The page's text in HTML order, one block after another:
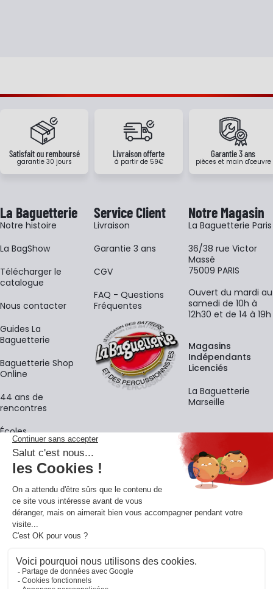
Satisfait ou remboursé
garantie 30 jours
Livraison offerte
à partir de 59€
Garantie 3 ans
pièces et main d'oeuvre
La Baguetterie
Notre histoire
La BagShow
​Télécharger le
catalogue
Nous contacter
Guides La
Baguetterie
Baguetterie Shop
Online
44 ans de
rencontres
Écoles
Service Client
Livraison
Garantie 3 ans
CGV
FAQ - Questions
Fréquentes
Notre Magasin
La Baguetterie Paris
36/38 rue Victor
Massé
75009 PARIS
Ouvert du mardi au
samedi de 10h à
12h30 et de 14 à 19h
Magasins
Indépendants
Licenciés
La Baguetterie
Marseille
La newsletter
Adresse e-mail
En vous inscrivant à notre newsletter, vous acceptez notre
confidentialité.
Retrouvons-nous sur